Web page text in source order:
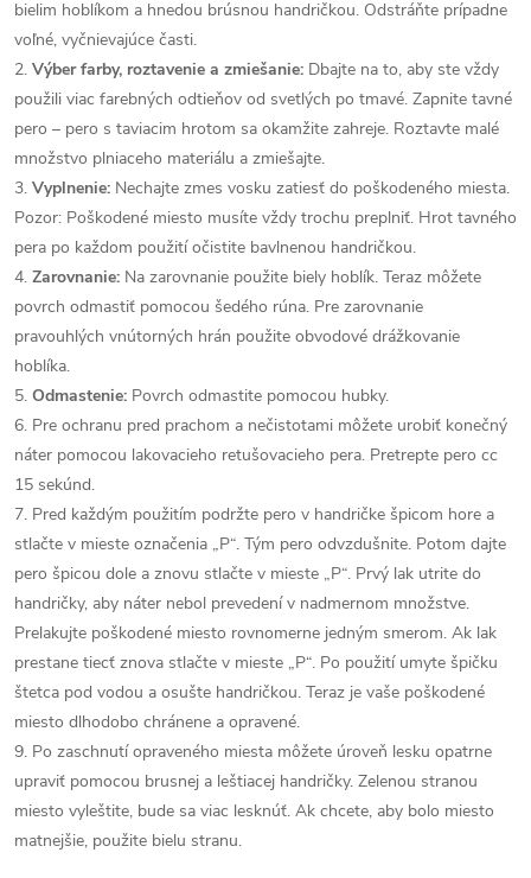
bielim hoblíkom a hnedou brúsnou handričkou. Odstráňte prípadne
voľné, vyčnievajúce časti.
2. Výber farby, roztavenie a zmiešanie: Dbajte na to, aby ste vždy
použili viac farebných odtieňov od svetlých po tmavé. Zapnite tavné
pero – pero s taviacim hrotom sa okamžite zahreje. Roztavte malé
množstvo plniaceho materiálu a zmiešajte.
3. Vyplnenie: Nechajte zmes vosku zatiesť do poškodeného miesta.
Pozor: Poškodené miesto musíte vždy trochu preplniť. Hrot tavného
pera po každom použití očistite bavlnenou handričkou.
4. Zarovnanie: Na zarovnanie použite biely hoblík. Teraz môžete
povrch odmastiť pomocou šedého rúna. Pre zarovnanie
pravouhlých vnútorných hrán použite obvodové drážkovanie
hoblíka.
5. Odmastenie: Povrch odmastite pomocou hubky.
6. Pre ochranu pred prachom a nečistotami môžete urobiť konečný
náter pomocou lakovacieho retušovacieho pera. Pretrepte pero cc
15 sekúnd.
7. Pred každým použitím podržte pero v handričke špicom hore a
stlačte v mieste označenia „P“. Tým pero odvzdušnite. Potom dajte
pero špicou dole a znovu stlačte v mieste „P“. Prvý lak utrite do
handričky, aby náter nebol prevedení v nadmernom množstve.
Prelakujte poškodené miesto rovnomerne jedným smerom. Ak lak
prestane tiecť znova stlačte v mieste „P“. Po použití umyte špičku
štetca pod vodou a osušte handričkou. Teraz je vaše poškodené
miesto dlhodobo chránene a opravené.
9. Po zaschnutí opraveného miesta môžete úroveň lesku opatrne
upraviť pomocou brusnej a leštiacej handričky. Zelenou stranou
miesto vyleštite, bude sa viac lesknúť. Ak chcete, aby bolo miesto
matnejšie, použite bielu stranu.